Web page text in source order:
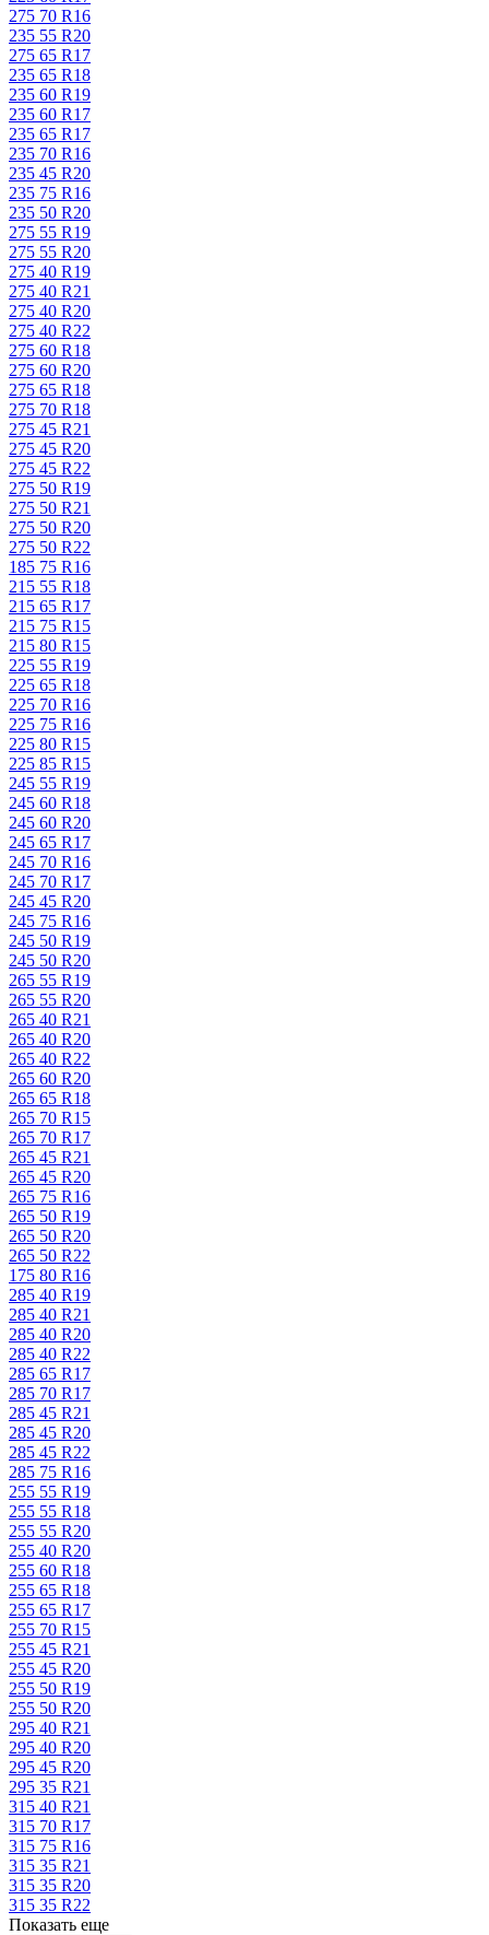
275 70 R16
235 55 R20
275 65 R17
235 65 R18
235 60 R19
235 60 R17
235 65 R17
235 70 R16
235 45 R20
235 75 R16
235 50 R20
275 55 R19
275 55 R20
275 40 R19
275 40 R21
275 40 R20
275 40 R22
275 60 R18
275 60 R20
275 65 R18
275 70 R18
275 45 R21
275 45 R20
275 45 R22
275 50 R19
275 50 R21
275 50 R20
275 50 R22
185 75 R16
215 55 R18
215 65 R17
215 75 R15
215 80 R15
225 55 R19
225 65 R18
225 70 R16
225 75 R16
225 80 R15
225 85 R15
245 55 R19
245 60 R18
245 60 R20
245 65 R17
245 70 R16
245 70 R17
245 45 R20
245 75 R16
245 50 R19
245 50 R20
265 55 R19
265 55 R20
265 40 R21
265 40 R20
265 40 R22
265 60 R20
265 65 R18
265 70 R15
265 70 R17
265 45 R21
265 45 R20
265 75 R16
265 50 R19
265 50 R20
265 50 R22
175 80 R16
285 40 R19
285 40 R21
285 40 R20
285 40 R22
285 65 R17
285 70 R17
285 45 R21
285 45 R20
285 45 R22
285 75 R16
255 55 R19
255 55 R18
255 55 R20
255 40 R20
255 60 R18
255 65 R18
255 65 R17
255 70 R15
255 45 R21
255 45 R20
255 50 R19
255 50 R20
295 40 R21
295 40 R20
295 45 R20
295 35 R21
315 40 R21
315 70 R17
315 75 R16
315 35 R21
315 35 R20
315 35 R22
Показать еще